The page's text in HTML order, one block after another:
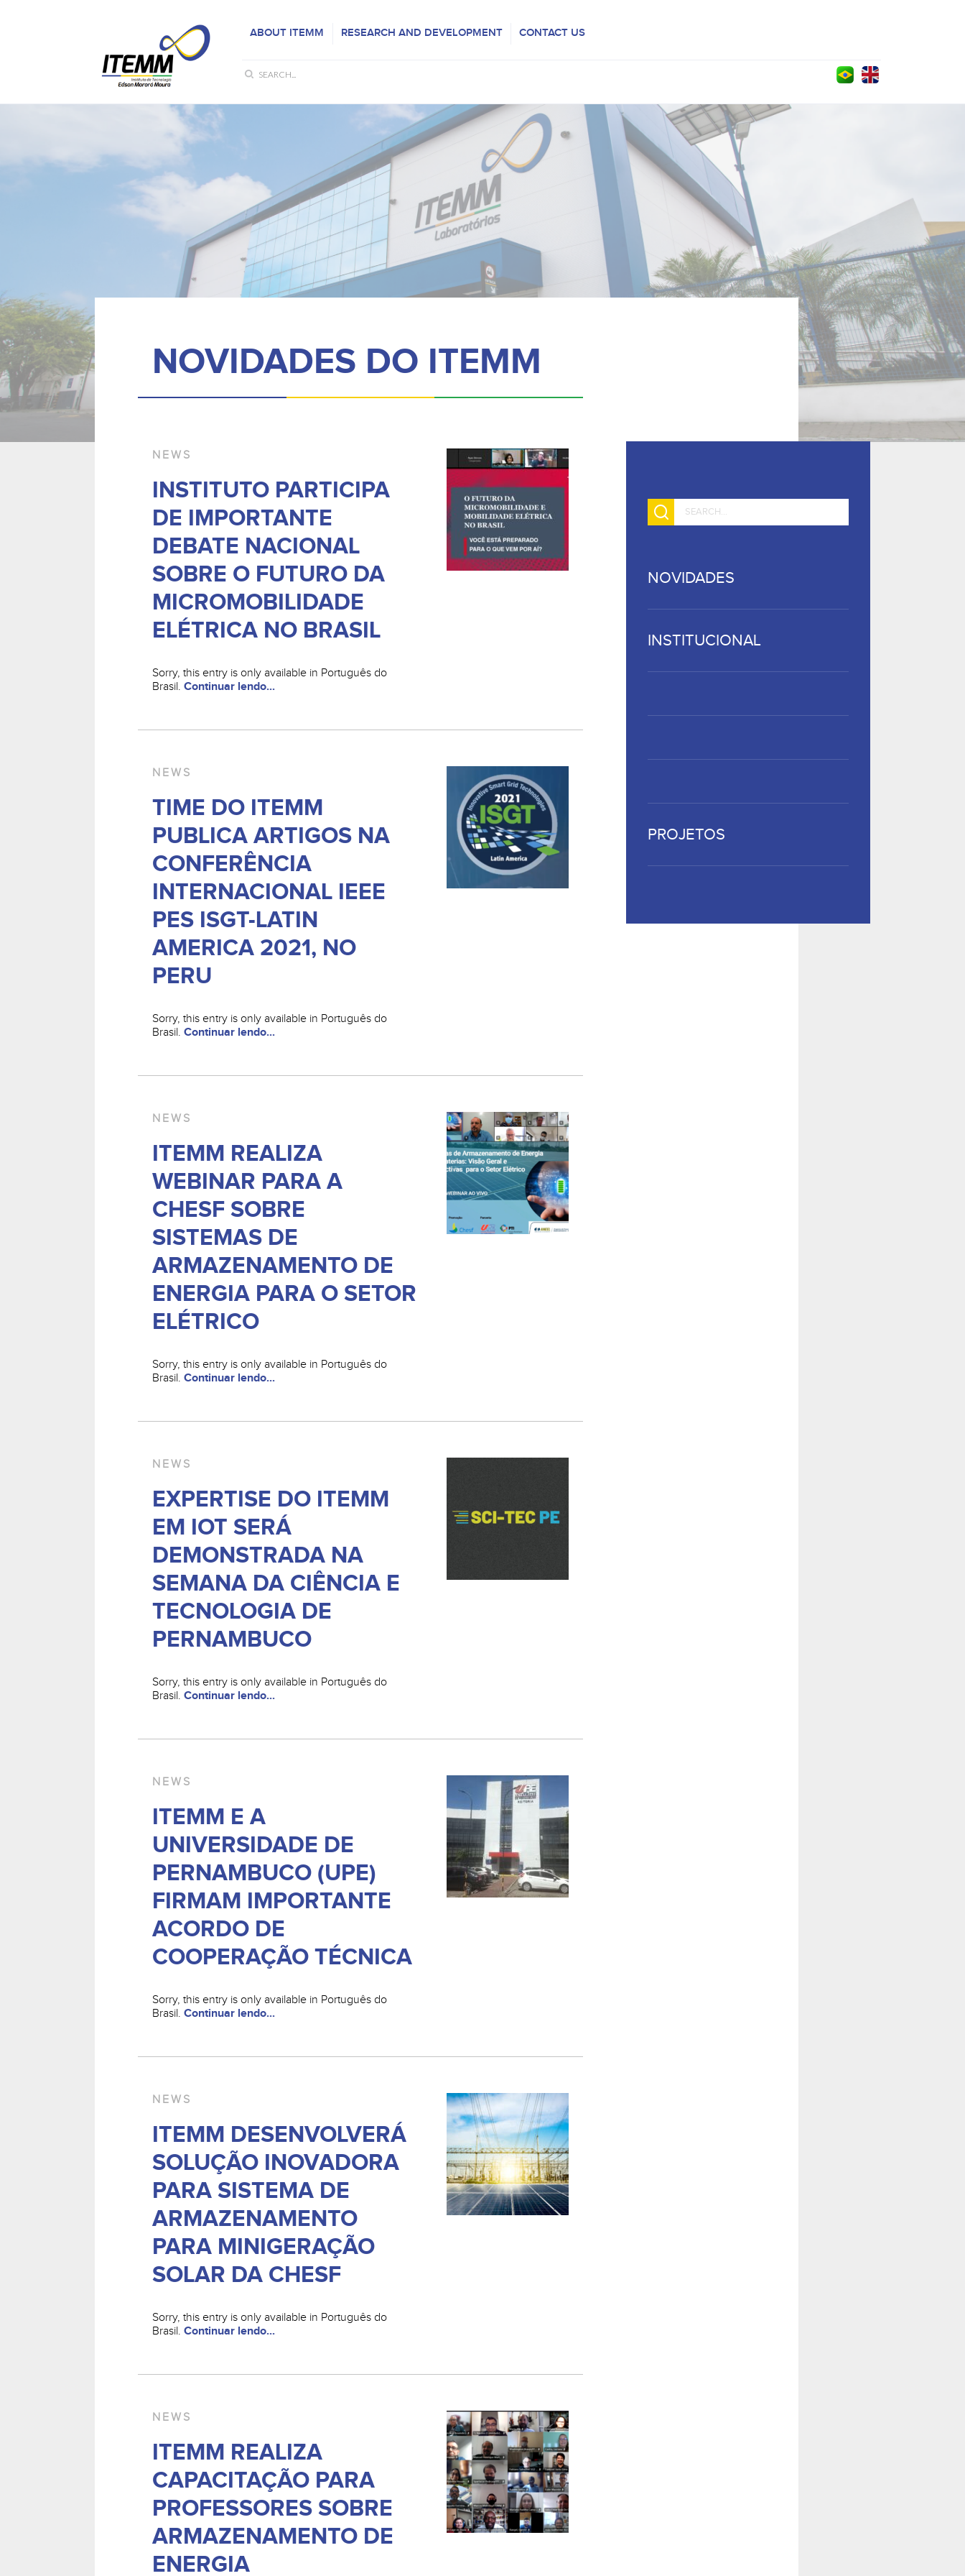
ABOUT ITEMM RESEARCH AND DEVELOPMENT CONTACT US
NOVIDADES DO ITEMM
NEWS
INSTITUTO PARTICIPA
DE IMPORTANTE
DEBATE NACIONAL
SOBRE O FUTURO DA
MICROMOBILIDADE
ELÉTRICA NO BRASIL
Sorry, this entry is only available in Português do
Brasil. Continuar lendo...
NEWS
TIME DO ITEMM
PUBLICA ARTIGOS NA
CONFERÊNCIA
INTERNACIONAL IEEE
PES ISGT-LATIN
AMERICA 2021, NO
PERU
Sorry, this entry is only available in Português do
Brasil. Continuar lendo...
NEWS
ITEMM REALIZA
WEBINAR PARA A
CHESF SOBRE
SISTEMAS DE
ARMAZENAMENTO DE
ENERGIA PARA O SETOR
ELÉTRICO
Sorry, this entry is only available in Português do
Brasil. Continuar lendo...
NEWS
EXPERTISE DO ITEMM
EM IOT SERÁ
DEMONSTRADA NA
SEMANA DA CIÊNCIA E
TECNOLOGIA DE
PERNAMBUCO
Sorry, this entry is only available in Português do
Brasil. Continuar lendo...
NEWS
ITEMM E A
UNIVERSIDADE DE
PERNAMBUCO (UPE)
FIRMAM IMPORTANTE
ACORDO DE
COOPERAÇÃO TÉCNICA
Sorry, this entry is only available in Português do
Brasil. Continuar lendo...
NEWS
ITEMM DESENVOLVERÁ
SOLUÇÃO INOVADORA
PARA SISTEMA DE
ARMAZENAMENTO
PARA MINIGERAÇÃO
SOLAR DA CHESF
Sorry, this entry is only available in Português do
Brasil. Continuar lendo...
NEWS
ITEMM REALIZA
CAPACITAÇÃO PARA
PROFESSORES SOBRE
ARMAZENAMENTO DE
ENERGIA
NOVIDADES
INSTITUCIONAL
PROJETOS